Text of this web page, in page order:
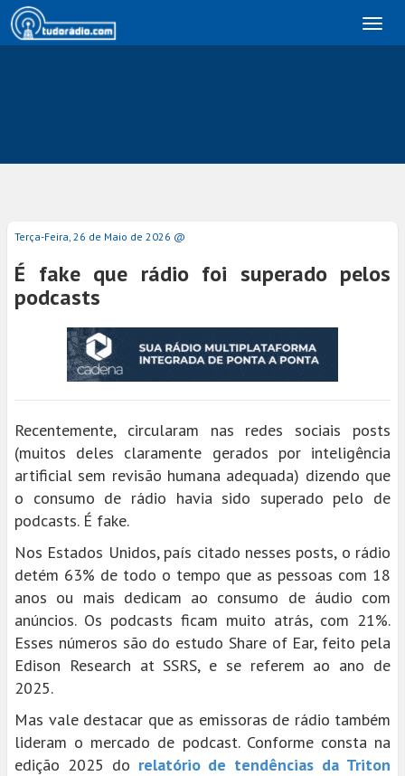
Terça-Feira, 26 de Maio de 2026 @
É fake que rádio foi superado pelos
podcasts
Recentemente, circularam nas redes sociais posts
(muitos deles claramente gerados por inteligência
artificial sem revisão humana adequada) dizendo que
o consumo de rádio havia sido superado pelo de
podcasts. É fake.
Nos Estados Unidos, país citado nesses posts, o rádio
detém 63% de todo o tempo que as pessoas com 18
anos ou mais dedicam ao consumo de áudio com
anúncios. Os podcasts ficam muito atrás, com 21%.
Esses números são do estudo Share of Ear, feito pela
Edison Research at SSRS, e se referem ao ano de
2025.
Mas vale destacar que as emissoras de rádio também
lideram o mercado de podcast. Conforme consta na
edição 2025 do relatório de tendências da Triton